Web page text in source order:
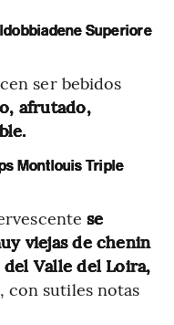
Superiore
ser bebidos
afrutado,
Montlouis Triple
se
viejas de chenin
Valle del Loira,
con sutiles notas